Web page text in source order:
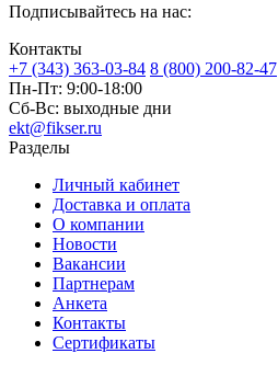
Подписывайтесь на нас:
Контакты
+7 (343) 363-03-84 8 (800) 200-82-47
Пн-Пт: 9:00-18:00
Сб-Вс: выходные дни
ekt@fikser.ru
Разделы
Личный кабинет
Доставка и оплата
О компании
Новости
Вакансии
Партнерам
Анкета
Контакты
Сертификаты